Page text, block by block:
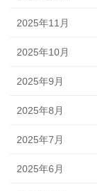
2025年11月
2025年10月
2025年9月
2025年8月
2025年7月
2025年6月